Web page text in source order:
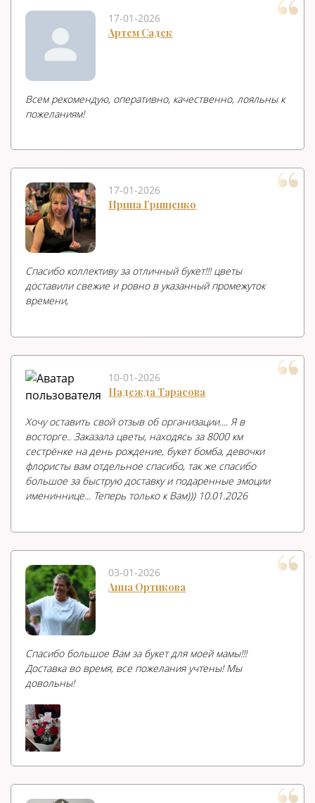
17-01-2026
Артем Садек
Всем рекомендую, оперативно, качественно, лояльны к
пожеланиям!
17-01-2026
Ирина Грищенко
Спасибо коллективу за отличный букет!!! цветы
доставили свежие и ровно в указанный промежуток
времени,
10-01-2026
Надежда Тарасова
Хочу оставить свой отзыв об организации.... Я в
восторге.. Заказала цветы, находясь за 8000 км
сестрёнке на день рождение, букет бомба, девочки
флористы вам отдельное спасибо, так же спасибо
большое за быструю доставку и подаренные эмоции
имениннице... Теперь только к Вам))) 10.01.2026
03-01-2026
Анна Ортикова
Спасибо большое Вам за букет для моей мамы!!!
Доставка во время, все пожелания учтены! Мы
довольны!